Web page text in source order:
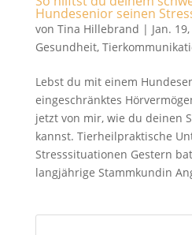
Hundesenior seinen
von Tina Hillebrand | Jan.
Gesundheit,
Lebst du mit einem
eingeschränktes
jetzt von mir, wie du deinen
kannst. Tierheilpraktische
Stresssituationen Gestern
langjährige Stammkundin